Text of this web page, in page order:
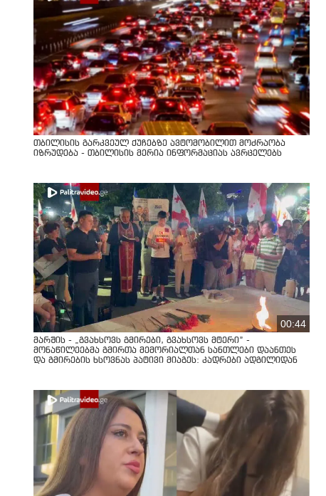
თბილისის გარკვეულ ქუჩებზე ავტომობილით მოძრაობა
იზრუდება - თბილისის მერია ინფორმაციას ავრცელებს
00:44
მარშის - „გვახსოვს გმირები, გვახსოვს მტერი” -
მონაწილეებმა გმირთა მემორიალთან სანთლები დაანთეს
და გმირების ხსოვნას პატივი მიაგეს: კადრები ადგილიდან